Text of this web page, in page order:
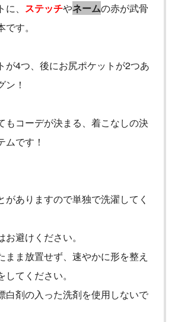
、 ステッチやネームの赤が武骨
す。
が4つ、後にお尻ポケットが2つあ
ン！
もコーデが決まる、着こなしの決
ムです！
がありますので単独で洗濯してく
お避けください。
まま放置せず、速やかに形を整え
てください。
白剤の入った洗剤を使用しないで